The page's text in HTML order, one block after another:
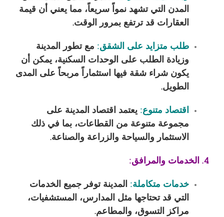
المدن التي تشهد نمواً سريعاً، مما يعني أن قيمة
العقارات قد ترتفع بمرور الوقت.
طلب متزايد على الشقق: مع تطور المدينة
وزيادة الطلب على الوحدات السكنية، يمكن أن
يكون شراء شقة فيها استثماراً مربحاً على المدى
الطويل.
اقتصاد متنوع: يعتمد اقتصاد المدينة على
مجموعة متنوعة من القطاعات، بما في ذلك
الاستثمار والسياحة والزراعة والصناعة.
4. الخدمات والمرافق:
خدمات متكاملة: المدينة توفر جميع الخدمات
التي قد تحتاجها مثل المدارس، المستشفيات،
مراكز التسوق، والمطاعم.